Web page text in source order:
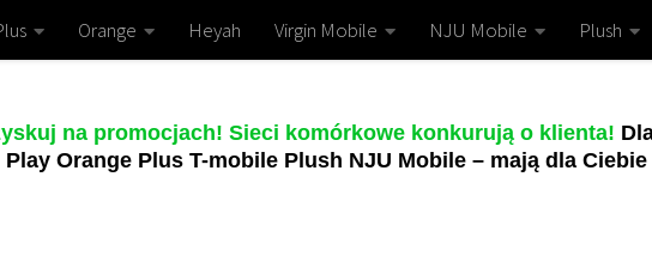
Orange Heyah Virgin Mobile NJU Mobile Plush
na promocjach! Sieci komórkowe konkurują o klienta!
Play Orange Plus T-mobile Plush NJU Mobile – mają dla